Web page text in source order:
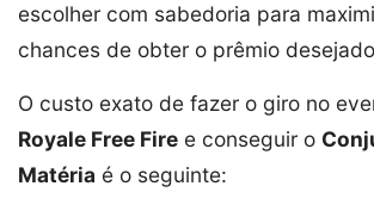
escolher com sabedoria para
chances de obter o prêmio
O custo exato de fazer o giro no
Royale Free Fire e conseguir o
Matéria é o seguinte: